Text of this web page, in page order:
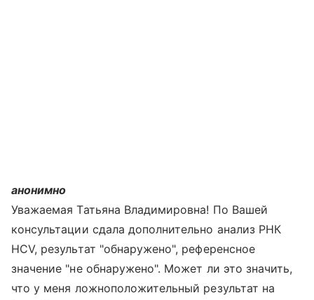
анонимно
Уважаемая Татьяна Владимировна! По Вашей
консультации сдала дополнительно анализ РНК
HCV, результат "обнаружено", референсное
значение "не обнаружено". Может ли это значить,
что у меня ложноположительный результат на